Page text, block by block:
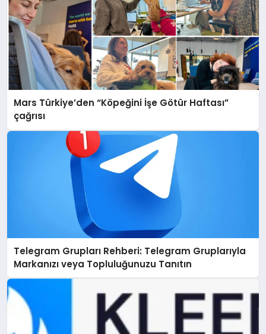
Mars Türkiye’den “Köpeğini İşe Götür Haftası”
çağrısı
Telegram Grupları Rehberi: Telegram Gruplarıyla
Markanızı veya Topluluğunuzu Tanıtın